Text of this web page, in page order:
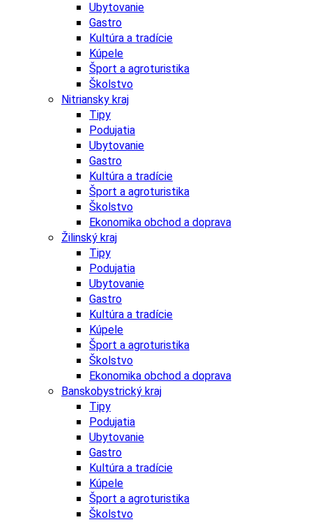
Ubytovanie
Gastro
Kultúra a tradície
Kúpele
Šport a agroturistika
Školstvo
Nitriansky kraj
Tipy
Podujatia
Ubytovanie
Gastro
Kultúra a tradície
Šport a agroturistika
Školstvo
Ekonomika obchod a doprava
Žilinský kraj
Tipy
Podujatia
Ubytovanie
Gastro
Kultúra a tradície
Kúpele
Šport a agroturistika
Školstvo
Ekonomika obchod a doprava
Banskobystrický kraj
Tipy
Podujatia
Ubytovanie
Gastro
Kultúra a tradície
Kúpele
Šport a agroturistika
Školstvo